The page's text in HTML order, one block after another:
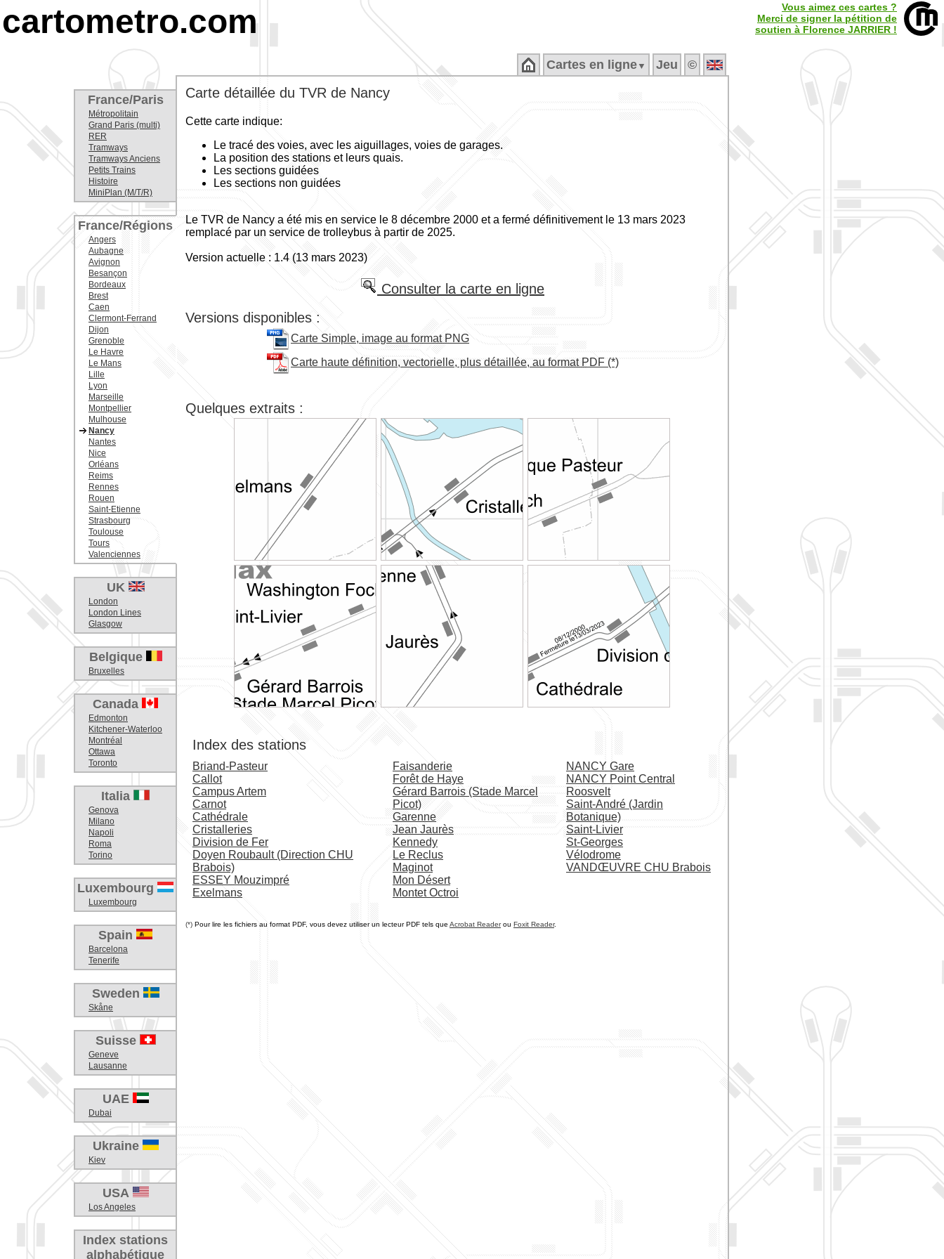
cartometro.com
Vous aimez ces cartes ?
Merci de signer la pétition de
soutien à Florence JARRIER !
Cartes en ligne ▼ Jeu ©
France/Paris
Métropolitain
Grand Paris (multi)
RER
Tramways
Tramways Anciens
Petits Trains
Histoire
MiniPlan (M/T/R)
France/Régions
Angers
Aubagne
Avignon
Besançon
Bordeaux
Brest
Caen
Clermont-Ferrand
Dijon
Grenoble
Le Havre
Le Mans
Lille
Lyon
Marseille
Montpellier
Mulhouse
Nancy
Nantes
Nice
Orléans
Reims
Rennes
Rouen
Saint-Etienne
Strasbourg
Toulouse
Tours
Valenciennes
UK
London
London Lines
Glasgow
Belgique
Bruxelles
Canada
Edmonton
Kitchener-Waterloo
Montréal
Ottawa
Toronto
Italia
Genova
Milano
Napoli
Roma
Torino
Luxembourg
Luxembourg
Spain
Barcelona
Tenerife
Sweden
Skåne
Suisse
Geneve
Lausanne
UAE
Dubai
Ukraine
Kiev
USA
Los Angeles
Index stations
alphabétique
Carte détaillée du TVR de Nancy
Cette carte indique:
Le tracé des voies, avec les aiguillages, voies de garages.
La position des stations et leurs quais.
Les sections guidées
Les sections non guidées
Le TVR de Nancy a été mis en service le 8 décembre 2000 et a fermé définitivement le 13 mars 2023
remplacé par un service de trolleybus à partir de 2025.
Version actuelle : 1.4 (13 mars 2023)
Consulter la carte en ligne
Versions disponibles :
Carte Simple, image au format PNG
Carte haute définition, vectorielle, plus détaillée, au format PDF (*)
Quelques extraits :
Index des stations
Briand-Pasteur
Callot
Campus Artem
Carnot
Cathédrale
Cristalleries
Division de Fer
Doyen Roubault (Direction CHU
Brabois)
ESSEY Mouzimpré
Exelmans
Faisanderie
Forêt de Haye
Gérard Barrois (Stade Marcel
Picot)
Garenne
Jean Jaurès
Kennedy
Le Reclus
Maginot
Mon Désert
Montet Octroi
NANCY Gare
NANCY Point Central
Roosvelt
Saint-André (Jardin
Botanique)
Saint-Livier
St-Georges
Vélodrome
VANDŒUVRE CHU Brabois
(*) Pour lire les fichiers au format PDF, vous devez utiliser un lecteur PDF tels que Acrobat Readerou Foxit Reader.